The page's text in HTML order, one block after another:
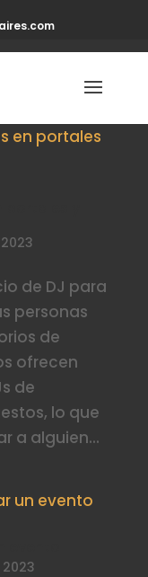
de DJ para
personas
de
ofrecen
de
lo que
a alguien...
2023